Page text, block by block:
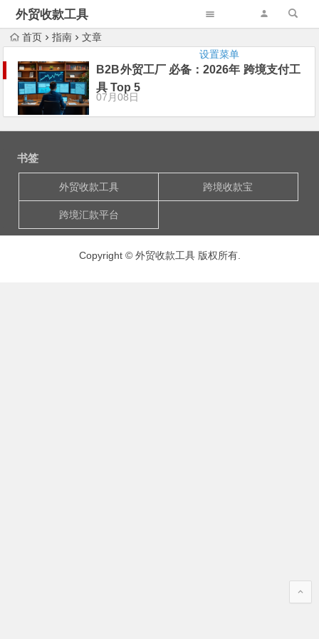
外贸收款工具
设置菜单
首页 指南 文章
B2B外贸工厂 必备：2026年 跨境支付工
具 Top 5
07月08日
书签
外贸收款工具 跨境收款宝
跨境汇款平台
Copyright © 外贸收款工具 版权所有.